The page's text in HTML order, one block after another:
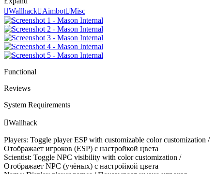
WallhackAimbotMisc
Functional
Reviews
System Requirements
Wallhack
Players: Toggle player ESP with customizable color customization /
Отображает игроков (ESP) с настройкой цвета
Scientist: Toggle NPC visibility with color customization /
Отображает NPC (учёных) с настройкой цвета